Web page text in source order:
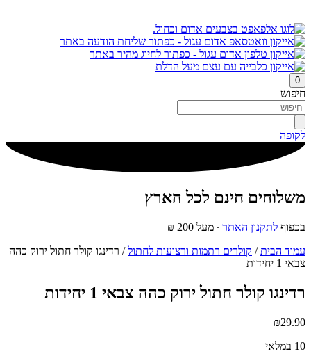
0
חיפוש
לקופה
משלוחים חינם לכל הארץ
בכפוף לתקנון האתר ∙ מעל 200 ₪
עמוד הבית/ קולרים רתמות ורצועות לחתול/ רדינגו קולר חתול ירוק כהה
צבאי 1 יחידות
רדינגו קולר חתול ירוק כהה צבאי 1 יחידות
₪29.90
10 במלאי